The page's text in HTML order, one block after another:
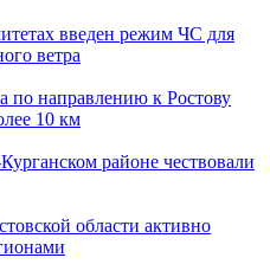
введен режим ЧС для
ветра
по направлению к Ростову
10 км
районе чествовали
области активно